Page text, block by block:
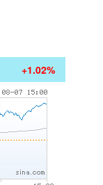
+1.02%